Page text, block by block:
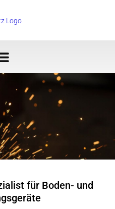
für Boden- und